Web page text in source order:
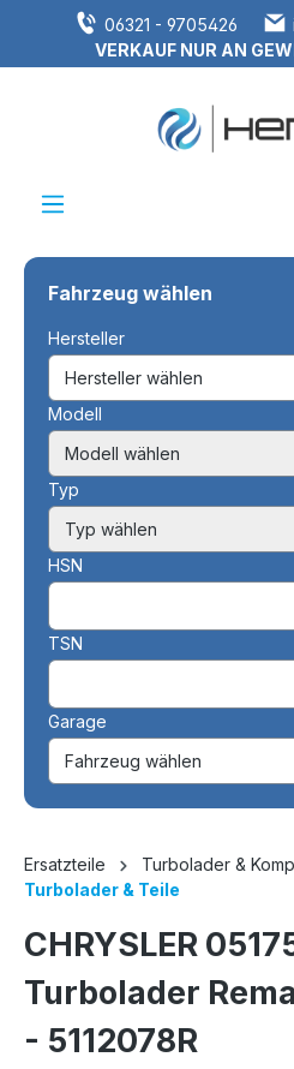
springen06321 - 9705426
VERKAUF NUR AN
Fahrzeug wählen
Hersteller
Modell
Typ
HSN
TSN
Garage
Ersatzteile
Turbolader &
Turbolader & Teile
CHRYSLER
Turbolader
- 5112078R